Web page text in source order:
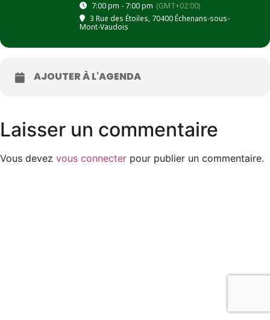
7:00 pm - 7:00 pm (GMT+02:00)
3 Rue des Étoiles, 70400 Échenans-sous-
Mont-Vaudois
AJOUTER À L'AGENDA
Laisser un commentaire
Vous devez vous connecter pour publier un commentaire.